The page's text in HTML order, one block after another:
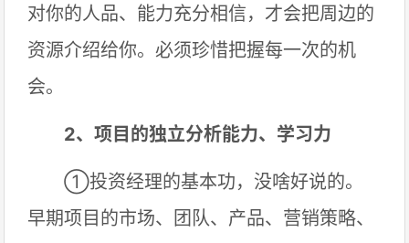
对你的人品、能力充分相信，才会把周边的
资源介绍给你。必须珍惜把握每一次的机
会。
2、项目的独立分析能力、学习力
①投资经理的基本功，没啥好说的。
早期项目的市场、团队、产品、营销策略、